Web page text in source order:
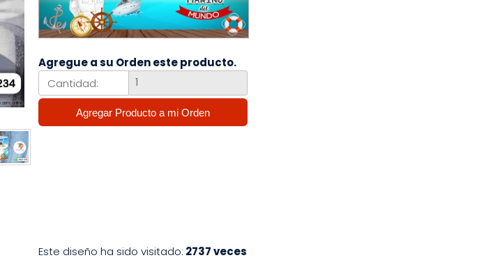
Agregue a su Orden este producto.
Cantidad:
Este diseño ha sido visitado: 2737 veces